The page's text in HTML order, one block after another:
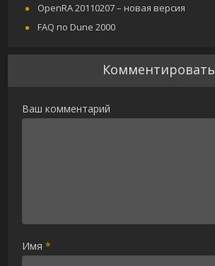
OpenRA 20110207 – новая версия
FAQ по Dune 2000
Комментировать
Ваш комментарий
Имя*